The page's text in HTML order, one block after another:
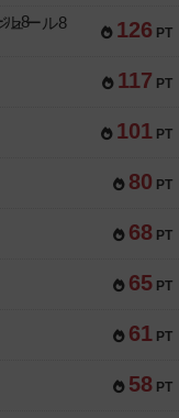
126 PT
ュール8
117 PT
101 PT
80 PT
68 PT
65 PT
61 PT
58 PT